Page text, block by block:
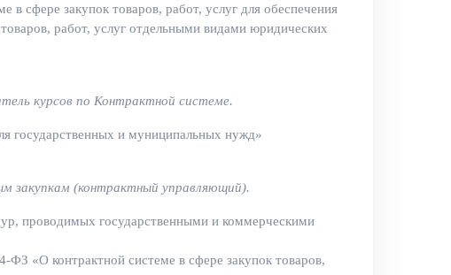
сфере закупок товаров, работ, услуг для обеспечения
работ, услуг отдельными видами юридических
курсов по Контрактной системе.
государственных и муниципальных нужд»
закупкам (контрактный управляющий).
проводимых государственными и коммерческими
«О контрактной системе в сфере закупок товаров,